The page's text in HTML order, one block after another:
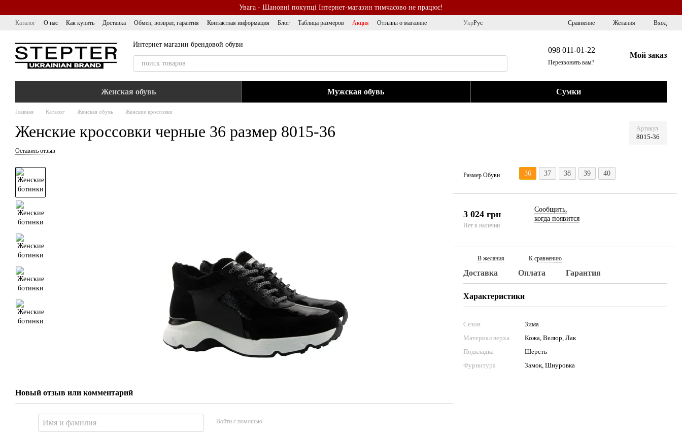
Увага - Шановні покупці Інтернет-магазин тимчасово не працює!
Каталог О нас Как купить Доставка Обмен, возврат, гарантия Контактная информация Блог Таблица размеров Акция Отзывы о магазине УкрРус Сравнение Желания Вход
Интернет магазин брендовой обуви
098 011-01-22
Перезвонить вам?
Мой заказ
Женская обувь Мужская обувь Сумки
Главная Каталог Женская обувь Женские кроссовки
Женские кроссовки черные 36 размер 8015-36 Артикул
8015-36
Оставить отзыв
Новый отзыв или комментарий
Войти с помощью
Размер Обуви 36 37 38 39 40
3 024 грн
Нет в наличии
Сообщить,
когда появится
В желания К сравнению
Доставка Оплата Гарантия
Характеристики
Сезон
Зима
Материал верха
Кожа, Велюр, Лак
Подкладка
Шерсть
Фурнитура
Замок, Шнуровка